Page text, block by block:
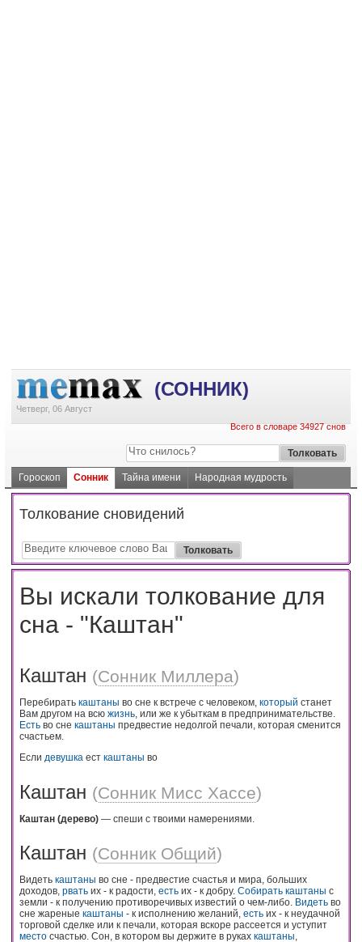
(СОННИК)
Четверг, 06 Август
Всего в словаре 34927 снов
Гороскоп Сонник Тайна имени Народная мудрость
Толкование сновидений
Вы искали толкование для
сна - "Каштан"
Каштан (Сонник Миллера)
Перебирать каштаны во сне к встрече с человеком, который станет
Вам другом на всю жизнь, или же к убыткам в предпринимательстве.
Есть во сне каштаны предвестие недолгой печали, которая сменится
счастьем.
Если девушка ест каштаны во
Каштан (Сонник Мисс Хассе)
Каштан (дерево) — спеши с твоими намерениями.
Каштан (Сонник Общий)
Видеть каштаны во сне - предвестие счастья и мира, больших
доходов, рвать их - к радости, есть их - к добру. Собирать каштаны с
земли - к получению противоречивых известий о чем-либо. Видеть во
сне жареные каштаны - к исполнению желаний, есть их - к неудачной
торговой сделке или к печали, которая вскоре рассеется и уступит
место счастью. Сон, в котором вы держите в руках каштаны,